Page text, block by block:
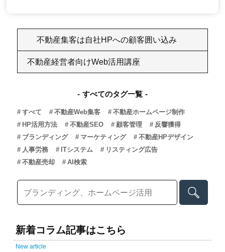
不動産集客は自社HPへの顧客囲い込み
不動産経営者向けWeb活用講座
すべてのタグ一覧
すべて 不動産Web集客
不動産ホームページ制作
HP活用方法
不動産SEO 顧客管理
反響獲得
ブランディング
マーケティング
不動産HPデザイン
人事労務
ITシステム
リスティング広告
不動産売却
AI検索
新着コラム記事はこちら
New article